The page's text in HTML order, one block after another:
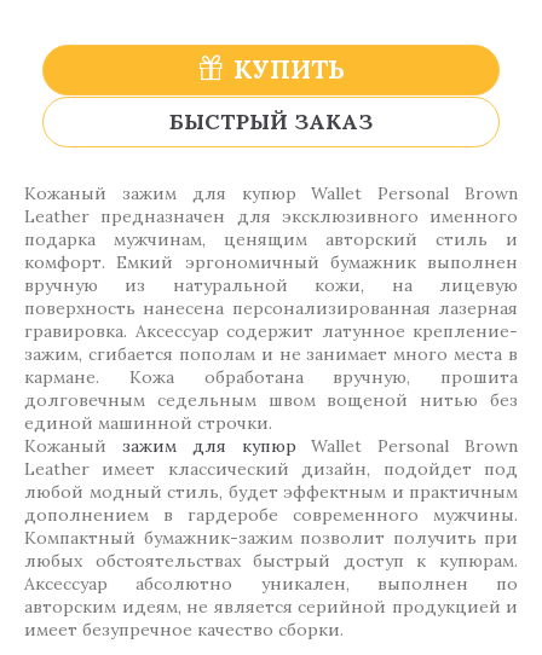
КУПИТЬ
БЫСТРЫЙ ЗАКАЗ
Кожаный зажим для купюр Wallet Personal Brown
Leather предназначен для эксклюзивного именного
подарка мужчинам, ценящим авторский стиль и
комфорт. Емкий эргономичный бумажник выполнен
вручную из натуральной кожи, на лицевую
поверхность нанесена персонализированная лазерная
гравировка. Аксессуар содержит латунное крепление-
зажим, сгибается пополам и не занимает много места в
кармане. Кожа обработана вручную, прошита
долговечным седельным швом вощеной нитью без
единой машинной строчки.
Кожаный зажим для купюр Wallet Personal Brown
Leather имеет классический дизайн, подойдет под
любой модный стиль, будет эффектным и практичным
дополнением в гардеробе современного мужчины.
Компактный бумажник-зажим позволит получить при
любых обстоятельствах быстрый доступ к купюрам.
Аксессуар абсолютно уникален, выполнен по
авторским идеям, не является серийной продукцией и
имеет безупречное качество сборки.